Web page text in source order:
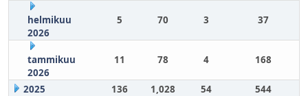
helmikuu
2026
5 70 3 37
tammikuu
2026
11 78 4 168
2025 136 1,028 54
544